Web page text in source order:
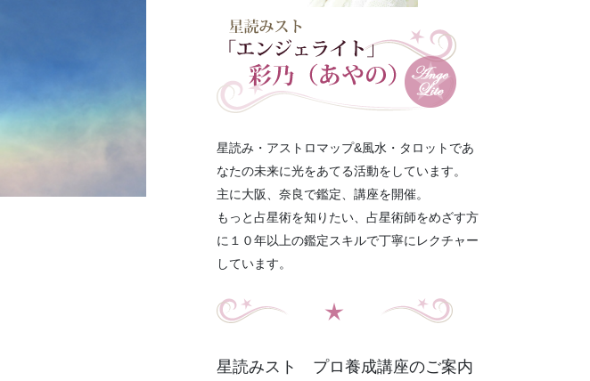
星読み・アストロマップ&風水・タロットであ
なたの未来に光をあてる活動をしています。
主に大阪、奈良で鑑定、講座を開催。
もっと占星術を知りたい、占星術師をめざす方
に１０年以上の鑑定スキルで丁寧にレクチャー
しています。
星読みスト プロ養成講座のご案内